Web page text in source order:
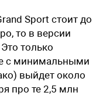
Sport стоит до
то в версии
только
с минимальными
в­ыйдет около
про те 2,5 млн